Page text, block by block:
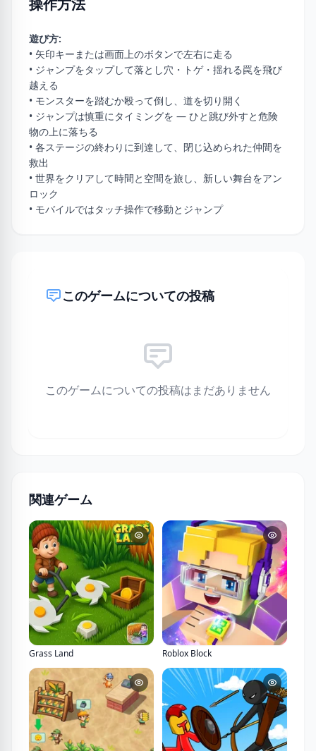
操作方法
遊び方:
• 矢印キーまたは画面上のボタンで左右に走る
• ジャンプをタップして落とし穴・トゲ・揺れる罠を飛び
越える
• モンスターを踏むか殴って倒し、道を切り開く
• ジャンプは慎重にタイミングを — ひと跳び外すと危険
物の上に落ちる
• 各ステージの終わりに到達して、閉じ込められた仲間を
救出
• 世界をクリアして時間と空間を旅し、新しい舞台をアン
ロック
• モバイルではタッチ操作で移動とジャンプ
このゲームについての投稿
このゲームについての投稿はまだありません
関連ゲーム
Grass Land Roblox Block